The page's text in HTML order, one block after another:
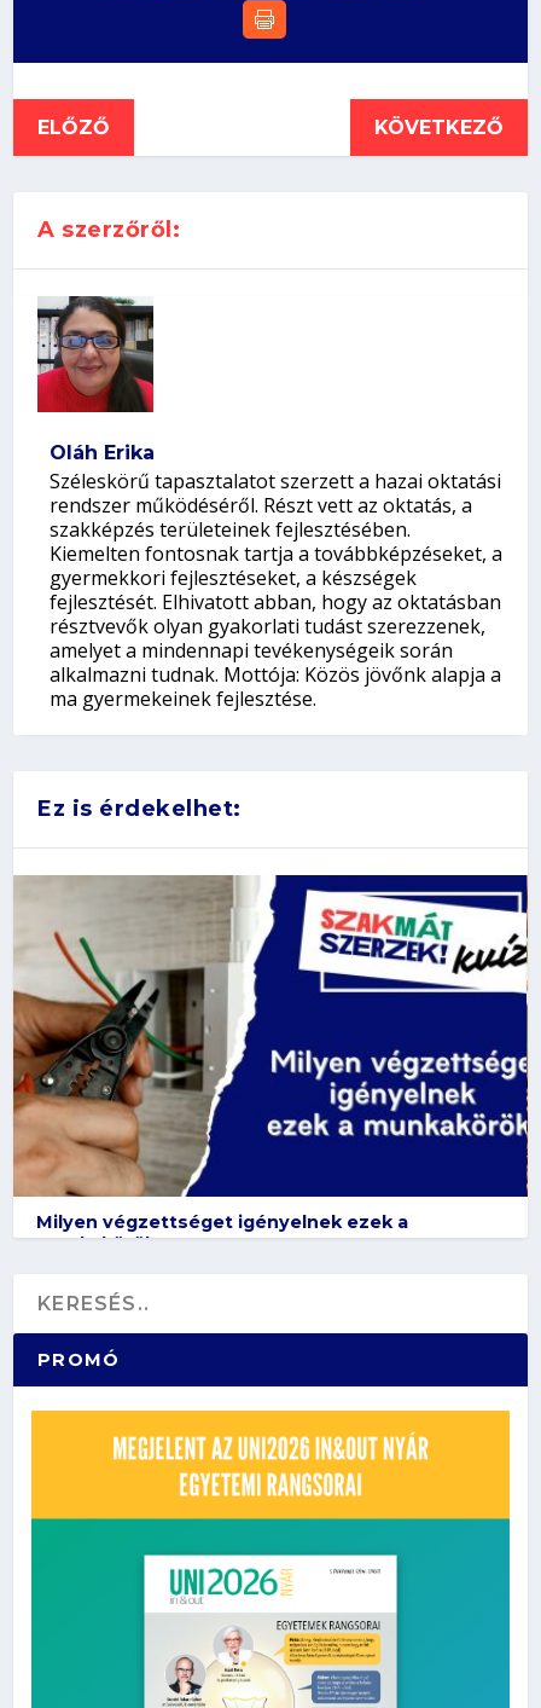
ELŐZŐ KÖVETKEZŐ
A szerzőről:
Oláh Erika
Széleskörű tapasztalatot szerzett a hazai oktatási
rendszer működéséről. Részt vett az oktatás, a
szakképzés területeinek fejlesztésében.
Kiemelten fontosnak tartja a továbbképzéseket, a
gyermekkori fejlesztéseket, a készségek
fejlesztését. Elhivatott abban, hogy az oktatásban
résztvevők olyan gyakorlati tudást szerezzenek,
amelyet a mindennapi tevékenységeik során
alkalmazni tudnak. Mottója: Közös jövőnk alapja a
ma gyermekeinek fejlesztése.
Ez is érdekelhet:
Milyen végzettséget igényelnek ezek a
munkakörök?
PROMÓ